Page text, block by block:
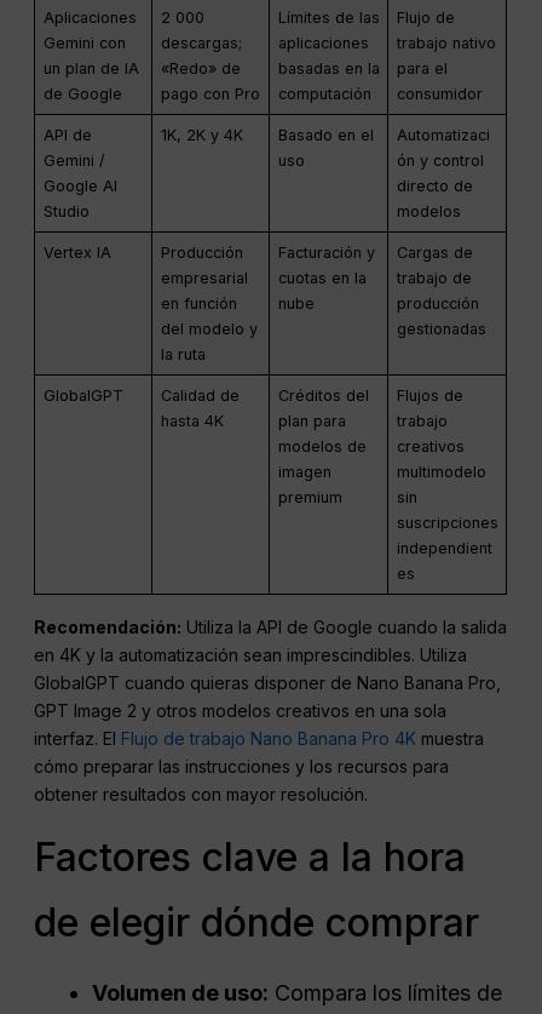
Aplicaciones
Gemini con
un plan de IA
de Google
2 000
descargas;
«Redo» de
pago con Pro
Límites de las
aplicaciones
basadas en la
computación
Flujo de
trabajo nativo
para el
consumidor
API de
Gemini /
Google AI
Studio
1K, 2K y 4K
Basado en el
uso
Automatizaci
ón y control
directo de
modelos
Vertex IA
Producción
empresarial
en función
del modelo y
la ruta
Facturación y
cuotas en la
nube
Cargas de
trabajo de
producción
gestionadas
GlobalGPT
Calidad de
hasta 4K
Créditos del
plan para
modelos de
imagen
premium
Flujos de
trabajo
creativos
multimodelo
sin
suscripciones
independient
es
Recomendación: Utiliza la API de Google cuando la salida
en 4K y la automatización sean imprescindibles. Utiliza
GlobalGPT cuando quieras disponer de Nano Banana Pro,
GPT Image 2 y otros modelos creativos en una sola
interfaz. El Flujo de trabajo Nano Banana Pro 4K muestra
cómo preparar las instrucciones y los recursos para
obtener resultados con mayor resolución.
Factores clave a la hora
de elegir dónde comprar
Volumen de uso: Compara los límites de